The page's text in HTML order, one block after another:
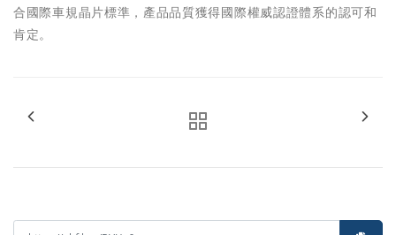
合國際車規晶片標準，產品品質獲得國際權威認證體系的認可和
肯定。